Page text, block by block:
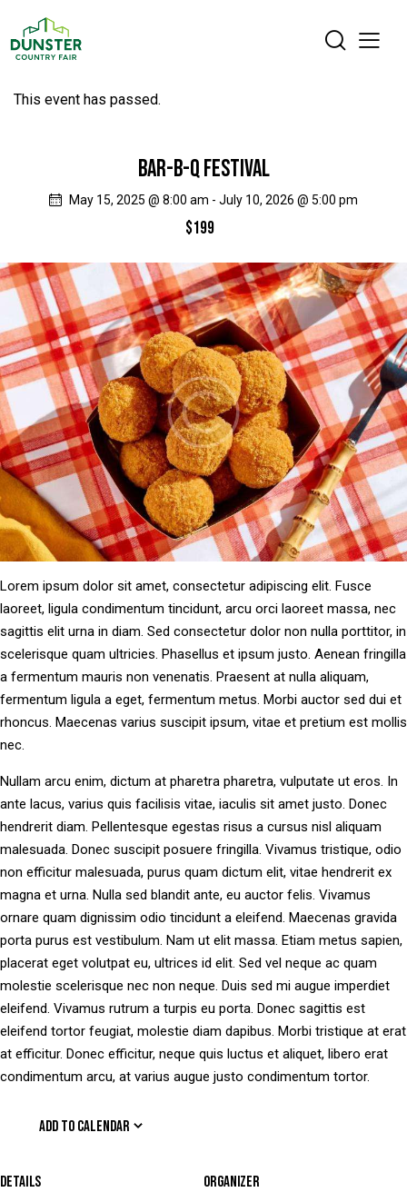
This event has passed.
BAR-B-Q FESTIVAL
May 15, 2025 @ 8:00 am - July 10, 2026 @ 5:00 pm
$199
Lorem ipsum dolor sit amet, consectetur adipiscing elit. Fusce
laoreet, ligula condimentum tincidunt, arcu orci laoreet massa, nec
sagittis elit urna in diam. Sed consectetur dolor non nulla porttitor, in
scelerisque quam ultricies. Phasellus et ipsum justo. Aenean fringilla
a fermentum mauris non venenatis. Praesent at nulla aliquam,
fermentum ligula a eget, fermentum metus. Morbi auctor sed dui et
rhoncus. Maecenas varius suscipit ipsum, vitae et pretium est mollis
nec.
Nullam arcu enim, dictum at pharetra pharetra, vulputate ut eros. In
ante lacus, varius quis facilisis vitae, iaculis sit amet justo. Donec
hendrerit diam. Pellentesque egestas risus a cursus nisl aliquam
malesuada. Donec suscipit posuere fringilla. Vivamus tristique, odio
non efficitur malesuada, purus quam dictum elit, vitae hendrerit ex
magna et urna. Nulla sed blandit ante, eu auctor felis. Vivamus
ornare quam dignissim odio tincidunt a eleifend. Maecenas gravida
porta purus est vestibulum. Nam ut elit massa. Etiam metus sapien,
placerat eget volutpat eu, ultrices id elit. Sed vel neque ac quam
molestie scelerisque nec non neque. Duis sed mi augue imperdiet
eleifend. Vivamus rutrum a turpis eu porta. Donec sagittis est
eleifend tortor feugiat, molestie diam dapibus. Morbi tristique at erat
at efficitur. Donec efficitur, neque quis luctus et aliquet, libero erat
condimentum arcu, at varius augue justo condimentum tortor.
ADD TO CALENDAR
Details Organizer